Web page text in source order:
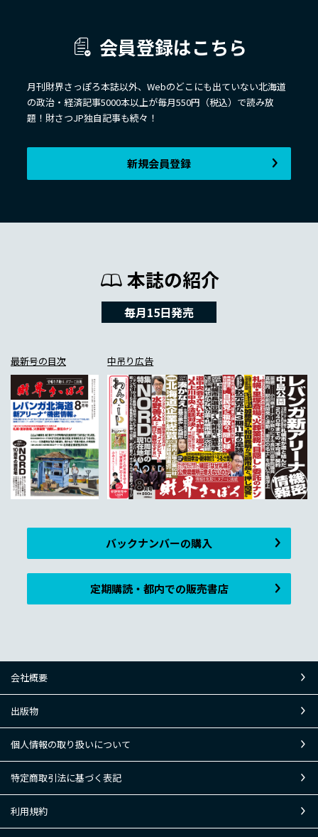
会員登録はこちら
月刊財界さっぽろ本誌以外、Webのどこにも出ていない北海道
の政治・経済記事5000本以上が毎月550円（税込）で読み放
題！財さつJP独自記事も続々！
新規会員登録
本誌の紹介
毎月15日発売
最新号の目次 中吊り広告
バックナンバーの購入
定期購読・都内での販売書店
会社概要
出版物
個人情報の取り扱いについて
特定商取引法に基づく表記
利用規約